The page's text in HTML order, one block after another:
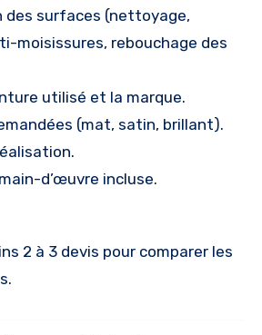
des surfaces (nettoyage,
moisissures, rebouchage des
utilisé et la marque.
(mat, satin, brillant).
d’œuvre incluse.
2 à 3 devis pour comparer les